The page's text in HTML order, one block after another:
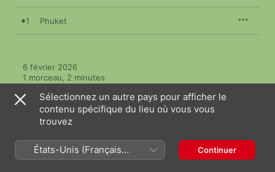
1 Phuket
6 février 2026
1 morceau, 2 minutes
MusicSélectionnez un autre pays pour afficher le
contenu spécifique du lieu où vous vous
trouvez
États-Unis (Français
France)
Continuer